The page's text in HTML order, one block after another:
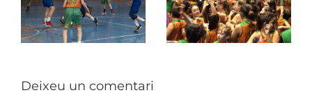
Deixeu un comentari